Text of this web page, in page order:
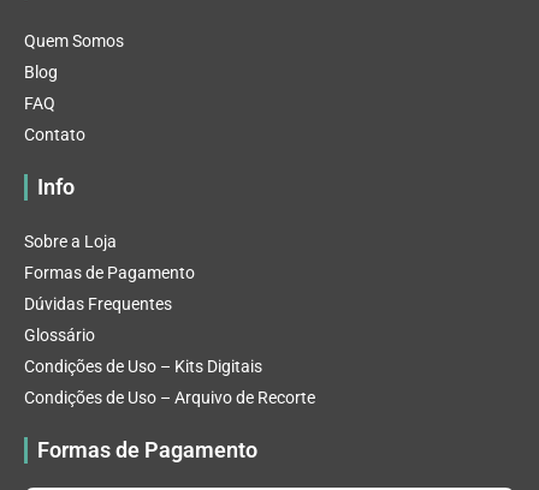
Quem Somos
Blog
FAQ
Contato
Info
Sobre a Loja
Formas de Pagamento
Dúvidas Frequentes
Glossário
Condições de Uso – Kits Digitais
Condições de Uso – Arquivo de Recorte
Formas de Pagamento